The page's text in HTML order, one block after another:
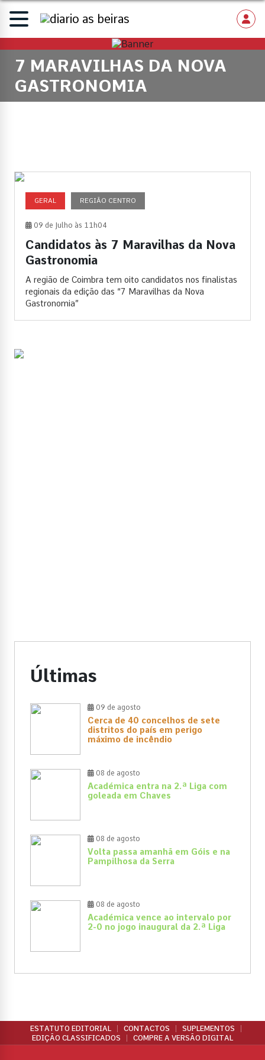
7 MARAVILHAS DA NOVA
GASTRONOMIA
GERAL REGIÃO CENTRO
09 de Julho às 11h04
Candidatos às 7 Maravilhas da Nova
Gastronomia
A região de Coimbra tem oito candidatos nos finalistas
regionais da edição das “7 Maravilhas da Nova
Gastronomia”
Últimas
09 de agosto
Cerca de 40 concelhos de sete
distritos do país em perigo
máximo de incêndio
08 de agosto
Académica entra na 2.ª Liga com
goleada em Chaves
08 de agosto
Volta passa amanhã em Góis e na
Pampilhosa da Serra
08 de agosto
Académica vence ao intervalo por
2-0 no jogo inaugural da 2.ª Liga
ESTATUTO EDITORIAL CONTACTOS
SUPLEMENTOS
EDIÇÃO CLASSIFICADOS
COMPRE A VERSÃO DIGITAL